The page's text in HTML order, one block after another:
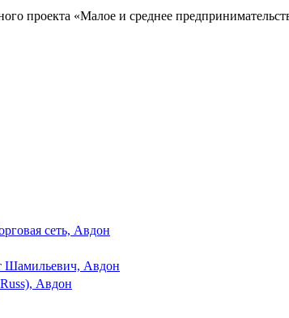
проекта «Малое и среднее
сеть, Авдон
Шамильевич, Авдон
Авдон